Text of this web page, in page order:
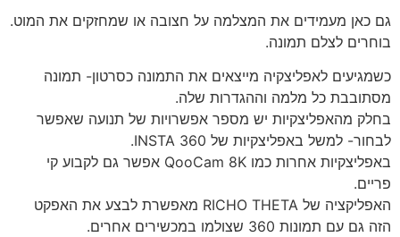
גם כאן מעמידים את המצלמה על חצובה או שמחזקים את המוט.
בוחרים לצלם תמונה.
כשמגיעים לאפליצקיה מייצאים את התמונה כסרטון- תמונה
מסתובבת כל מלמה וההגדרות שלה.
בחלק מהאפליצקיות יש מספר אפשרויות של תנועה שאפשר
לבחור- למשל באפליצקיות של INSTA 360.
באפליצקיות אחרות כמו QooCam 8K אפשר גם לקבוע קי
פריים.
האפליקציה של RICHO THETA מאפשרת לבצע את האפקט
הזה גם עם תמונות 360 שצולמו במכשירים אחרים.